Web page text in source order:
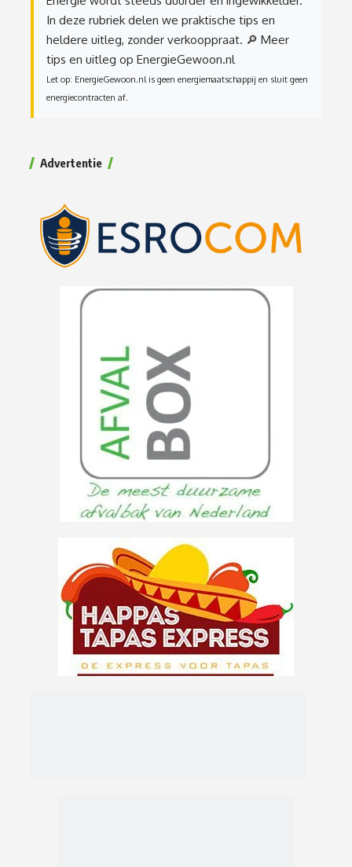
In deze rubriek delen we praktische tips en
heldere uitleg, zonder verkooppraat. 🔎 Meer
tips en uitleg op EnergieGewoon.nl
Let op: EnergieGewoon.nl is geen energiemaatschappij en sluit geen
energiecontracten af.
Advertentie